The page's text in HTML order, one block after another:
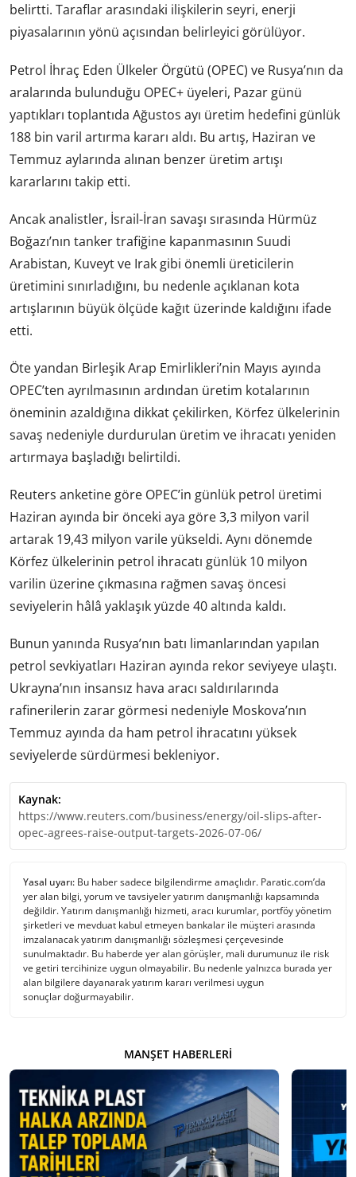
belirtti. Taraflar arasındaki ilişkilerin seyri, enerji
piyasalarının yönü açısından belirleyici görülüyor.
Petrol İhraç Eden Ülkeler Örgütü (OPEC) ve Rusya’nın da
aralarında bulunduğu OPEC+ üyeleri, Pazar günü
yaptıkları toplantıda Ağustos ayı üretim hedefini günlük
188 bin varil artırma kararı aldı. Bu artış, Haziran ve
Temmuz aylarında alınan benzer üretim artışı
kararlarını takip etti.
Ancak analistler, İsrail-İran savaşı sırasında Hürmüz
Boğazı’nın tanker trafiğine kapanmasının Suudi
Arabistan, Kuveyt ve Irak gibi önemli üreticilerin
üretimini sınırladığını, bu nedenle açıklanan kota
artışlarının büyük ölçüde kağıt üzerinde kaldığını ifade
etti.
Öte yandan Birleşik Arap Emirlikleri’nin Mayıs ayında
OPEC’ten ayrılmasının ardından üretim kotalarının
öneminin azaldığına dikkat çekilirken, Körfez ülkelerinin
savaş nedeniyle durdurulan üretim ve ihracatı yeniden
artırmaya başladığı belirtildi.
Reuters anketine göre OPEC’in günlük petrol üretimi
Haziran ayında bir önceki aya göre 3,3 milyon varil
artarak 19,43 milyon varile yükseldi. Aynı dönemde
Körfez ülkelerinin petrol ihracatı günlük 10 milyon
varilin üzerine çıkmasına rağmen savaş öncesi
seviyelerin hâlâ yaklaşık yüzde 40 altında kaldı.
Bunun yanında Rusya’nın batı limanlarından yapılan
petrol sevkiyatları Haziran ayında rekor seviyeye ulaştı.
Ukrayna’nın insansız hava aracı saldırılarında
rafinerilerin zarar görmesi nedeniyle Moskova’nın
Temmuz ayında da ham petrol ihracatını yüksek
seviyelerde sürdürmesi bekleniyor.
Kaynak:
https://www.reuters.com/business/energy/oil-slips-after-
opec-agrees-raise-output-targets-2026-07-06/
Yasal uyarı: Bu haber sadece bilgilendirme amaçlıdır. Paratic.com’da
yer alan bilgi, yorum ve tavsiyeler yatırım danışmanlığı kapsamında
değildir. Yatırım danışmanlığı hizmeti, aracı kurumlar, portföy yönetim
şirketleri ve mevduat kabul etmeyen bankalar ile müşteri arasında
imzalanacak yatırım danışmanlığı sözleşmesi çerçevesinde
sunulmaktadır. Bu haberde yer alan görüşler, mali durumunuz ile risk
ve getiri tercihinize uygun olmayabilir. Bu nedenle yalnızca burada yer
alan bilgilere dayanarak yatırım kararı verilmesi uygun
sonuçlar doğurmayabilir.
MANŞET HABERLERI